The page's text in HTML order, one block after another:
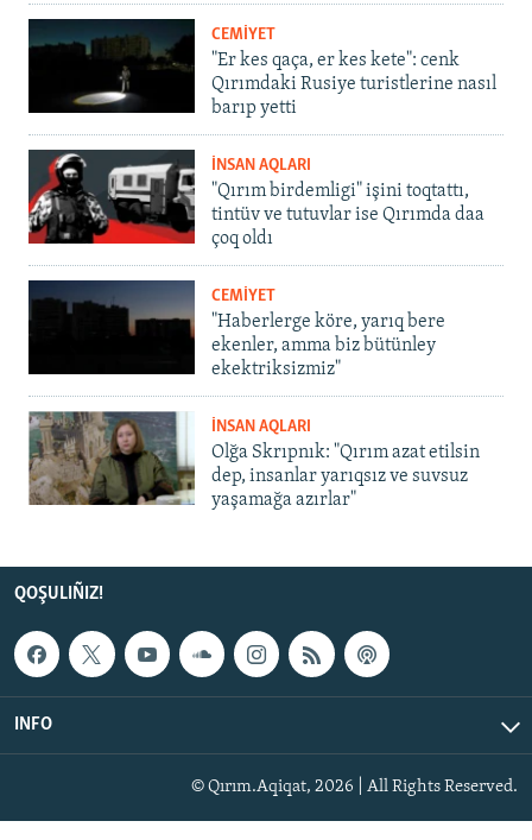
CEMİYET
"Er kes qaça, er kes kete": cenk
Qırımdaki Rusiye turistlerine nasıl
barıp yetti
İNSAN AQLARI
"Qırım birdemligi" işini toqtattı,
tintüv ve tutuvlar ise Qırımda daa
çoq oldı
CEMİYET
"Haberlerge köre, yarıq bere
ekenler, amma biz bütünley
ekektriksizmiz"
İNSAN AQLARI
Olğa Skrıpnık: "Qırım azat etilsin
dep, insanlar yarıqsız ve suvsuz
yaşamağa azırlar"
QOŞULIÑIZ!
INFO
© Qırım.Aqiqat, 2026 | All Rights Reserved.